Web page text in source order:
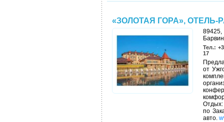
«ЗОЛОТАЯ ГОРА», ОТЕЛЬ-
Тел.:
17
от
Отдых:
по
авто.